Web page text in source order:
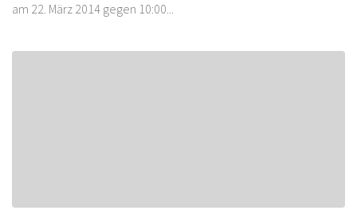
am 22. März 2014 gegen 10:00...